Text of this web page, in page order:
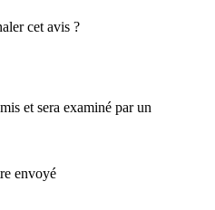
cet avis ?
et sera examiné par un
envoyé